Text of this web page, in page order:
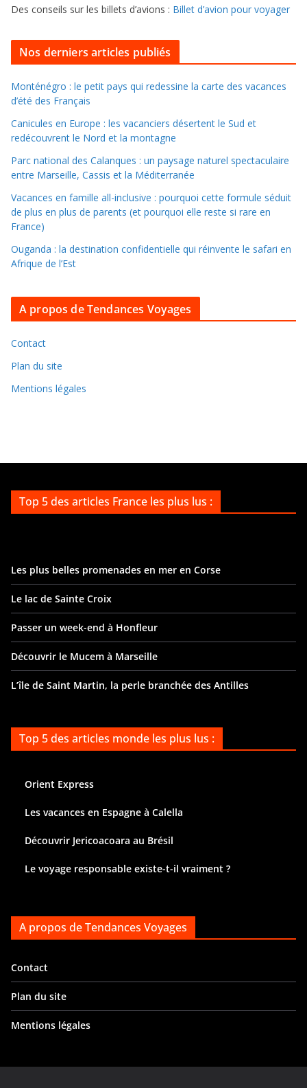
s
o
l
l
e
r
d
a
n
e
a
i
v
e
Des conseils sur les billets d’avions : Billet d’avion pour voyager
Nos derniers articles publiés
Monténégro : le petit pays qui redessine la carte des vacances
d’été des Français
Canicules en Europe : les vacanciers désertent le Sud et
redécouvrent le Nord et la montagne
Parc national des Calanques : un paysage naturel spectaculaire
entre Marseille, Cassis et la Méditerranée
Vacances en famille all-inclusive : pourquoi cette formule séduit
de plus en plus de parents (et pourquoi elle reste si rare en
France)
Ouganda : la destination confidentielle qui réinvente le safari en
Afrique de l’Est
A propos de Tendances Voyages
Contact
Plan du site
Mentions légales
Top 5 des articles France les plus lus :
Les plus belles promenades en mer en Corse
Le lac de Sainte Croix
Passer un week-end à Honfleur
Découvrir le Mucem à Marseille
L’île de Saint Martin, la perle branchée des Antilles
Top 5 des articles monde les plus lus :
Orient Express
Les vacances en Espagne à Calella
Découvrir Jericoacoara au Brésil
Le voyage responsable existe-t-il vraiment ?
A propos de Tendances Voyages
Contact
Plan du site
Mentions légales